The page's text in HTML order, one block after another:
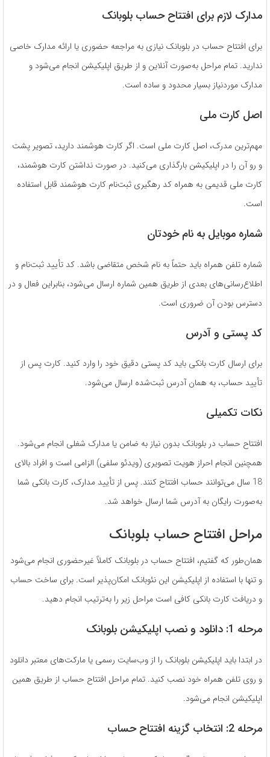
مدارک لازم برای افتتاح حساب بلوبانک
برای افتتاح حساب در بلوبانک نیازی به مراجعه حضوری یا ارائه مدارک خاصی
ندارید. تمام مراحل به‌صورت آنلاین و از طریق اپلیکیشن انجام می‌شود و
مدارک موردنیاز بسیار محدود و ساده است.
اصل کارت ملی
مهم‌ترین مدرک، اصل کارت ملی است. اگر کارت هوشمند دارید، تصویر پشت
و رو آن را در اپلیکیشن بارگذاری می‌کنید. در صورت نداشتن کارت هوشمند،
کارت ملی قدیمی به همراه کد رهگیری ثبت‌نام کارت هوشمند قابل استفاده
است.
شماره موبایل به نام خودتان
شماره تلفن همراه باید حتماً به نام شخص متقاضی باشد. کد تأیید ثبت‌نام و
اطلاع‌رسانی‌های بعدی از طریق همین شماره ارسال می‌شود، بنابراین فعال و در
دسترس بودن آن ضروری است.
کد پستی و آدرس
برای ارسال کارت بانکی باید کد پستی دقیق خود را وارد کنید. کارت پس از
تأیید حساب، به همان آدرس ثبت‌شده ارسال می‌شود.
نکات تکمیلی
افتتاح حساب در بلوبانک بدون نیاز به ضامن یا مدارک شغلی انجام می‌شود.
همچنین انجام احراز هویت تصویری (ویدئو سلفی) الزامی است و افراد بالای
18 سال می‌توانند حساب افتتاح کنند. پس از تأیید مدارک، کارت بانکی شما
به‌صورت رایگان به آدرس شما ارسال خواهد شد.
مراحل افتتاح حساب بلوبانک
همان‌طور که گفتیم، افتتاح حساب در بلوبانک کاملاً غیرحضوری انجام می‌شود
و تنها با استفاده از اپلیکیشن این نئوبانک امکان‌پذیر است. برای ساخت حساب
و دریافت کارت بانکی کافی است مراحل زیر را به‌ترتیب انجام دهید.
مرحله 1: دانلود و نصب اپلیکیشن بلوبانک
در ابتدا باید اپلیکیشن بلوبانک را از وب‌سایت رسمی یا مارکت‌های معتبر دانلود
و روی تلفن همراه خود نصب کنید. تمام مراحل افتتاح حساب از طریق همین
اپلیکیشن انجام می‌شود.
مرحله 2: انتخاب گزینه افتتاح حساب